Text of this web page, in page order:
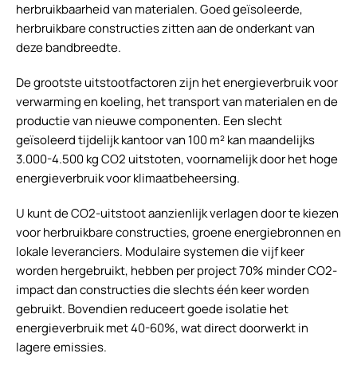
herbruikbaarheid van materialen. Goed geïsoleerde,
herbruikbare constructies zitten aan de onderkant van
deze bandbreedte.
De grootste uitstootfactoren zijn het energieverbruik voor
verwarming en koeling, het transport van materialen en de
productie van nieuwe componenten. Een slecht
geïsoleerd tijdelijk kantoor van 100 m² kan maandelijks
3.000-4.500 kg CO2 uitstoten, voornamelijk door het hoge
energieverbruik voor klimaatbeheersing.
U kunt de CO2-uitstoot aanzienlijk verlagen door te kiezen
voor herbruikbare constructies, groene energiebronnen en
lokale leveranciers. Modulaire systemen die vijf keer
worden hergebruikt, hebben per project 70% minder CO2-
impact dan constructies die slechts één keer worden
gebruikt. Bovendien reduceert goede isolatie het
energieverbruik met 40-60%, wat direct doorwerkt in
lagere emissies.